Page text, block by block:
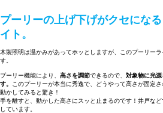
プーリーの上げ下げがクセにな
イト。
木製照明は温かみがあってホッとしますが、このプーリー
す。
プーリー機能により、 高さを調節できるので、 対象物に光
す。
このプーリーが本当に秀逸で、どうやって高さが固定
動かしてみると驚き！
手を離すと、動かした高さにスッと止まるのです！井戸な
しています。